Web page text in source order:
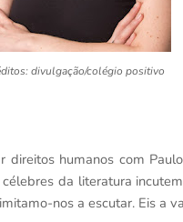
divulgação/colégio positivo
humanos com
da literatura
nos a escutar. Eis a